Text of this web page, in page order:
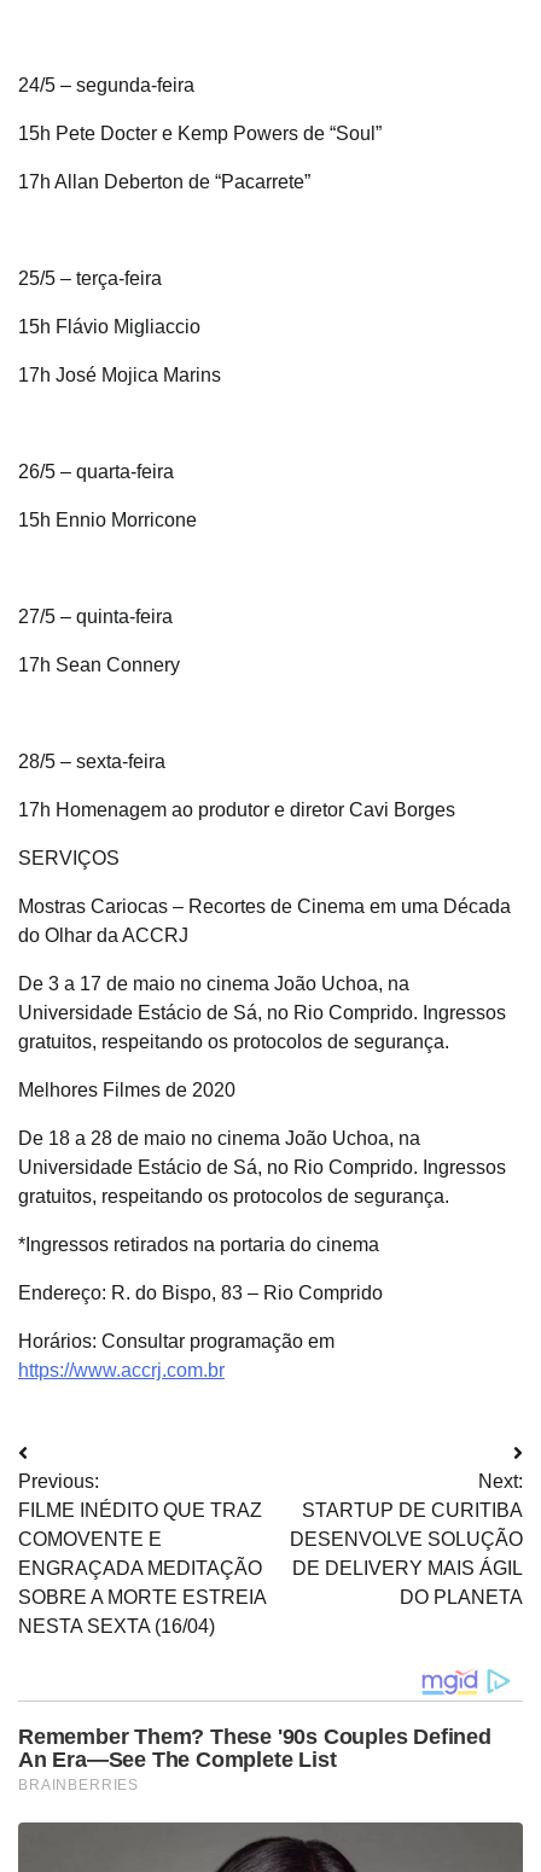
24/5 – segunda-feira
15h Pete Docter e Kemp Powers de “Soul”
17h Allan Deberton de “Pacarrete”
25/5 – terça-feira
15h Flávio Migliaccio
17h José Mojica Marins
26/5 – quarta-feira
15h Ennio Morricone
27/5 – quinta-feira
17h Sean Connery
28/5 – sexta-feira
17h Homenagem ao produtor e diretor Cavi Borges
SERVIÇOS
Mostras Cariocas – Recortes de Cinema em uma Década
do Olhar da ACCRJ
De 3 a 17 de maio no cinema João Uchoa, na
Universidade Estácio de Sá, no Rio Comprido. Ingressos
gratuitos, respeitando os protocolos de segurança.
Melhores Filmes de 2020
De 18 a 28 de maio no cinema João Uchoa, na
Universidade Estácio de Sá, no Rio Comprido. Ingressos
gratuitos, respeitando os protocolos de segurança.
*Ingressos retirados na portaria do cinema
Endereço: R. do Bispo, 83 – Rio Comprido
Horários: Consultar programação em
https://www.accrj.com.br
Navegação
de
Post
Previous:
FILME INÉDITO QUE TRAZ
COMOVENTE E
ENGRAÇADA MEDITAÇÃO
SOBRE A MORTE ESTREIA
NESTA SEXTA (16/04)
Next:
STARTUP DE CURITIBA
DESENVOLVE SOLUÇÃO
DE DELIVERY MAIS ÁGIL
DO PLANETA